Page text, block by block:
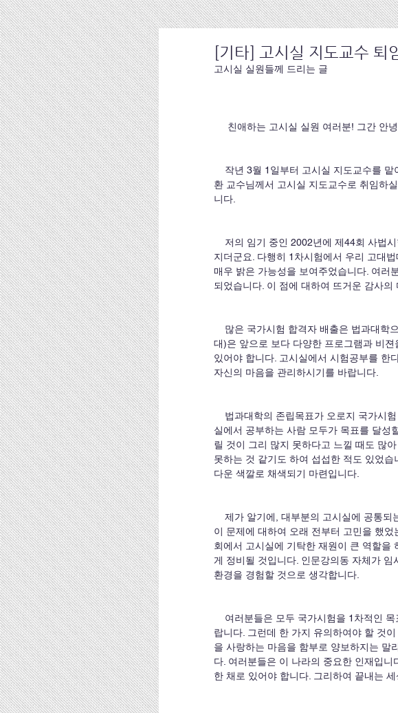
[기타] 고시실 지도교수 퇴
고시실 실원들께 드리는 글
친애하는 고시실 실원 여러분! 그간
환 교수님께서 고시실 지도교수로 취임하
니다.
지더군요. 다행히 1차시험에서 우리 고대
매우 밝은 가능성을 보여주었습니다. 여러
되었습니다. 이 점에 대하여 뜨거운 감사의
대)은 앞으로 보다 다양한 프로그램과 비
있어야 합니다. 고시실에서 시험공부를 한
자신의 마음을 관리하시기를 바랍니다.
실에서 공부하는 사람 모두가 목표를 달성
릴 것이 그리 많지 못하다고 느낄 때도 많
못하는 것 같기도 하여 섭섭한 적도 있었
다운 색깔로 채색되기 마련입니다.
이 문제에 대하여 오래 전부터 고민을 했
회에서 고시실에 기탁한 재원이 큰 역할을
게 정비될 것입니다. 인문강의동 자체가
환경을 경험할 것으로 생각합니다.
랍니다. 그런데 한 가지 유의하여야 할 것
을 사랑하는 마음을 함부로 양보하지는 말
다. 여러분들은 이 나라의 중요한 인재입
한 채로 있어야 합니다. 그리하여 끝내는